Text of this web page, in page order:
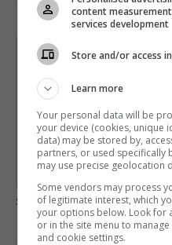
Щотижневий лист з
Пишемо з любов'ю
Підпишіться ще раз, якщо не
Предоставлено SendPulse
загрузка...
content
services development
Store and/or access
Learn more
Your personal data will be
your device (cookies, unique
data) may be stored by,
partners, or used specifically
may use precise geolocation
Some vendors may process
of legitimate interest, which
your options below. Look for
or in the site menu to
and cookie settings.